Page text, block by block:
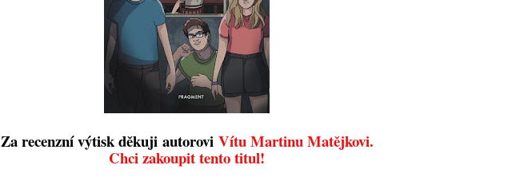
Za recenzní výtisk děkuji autorovi Vítu Martinu Matějkovi.
Chci zakoupit tento titul!